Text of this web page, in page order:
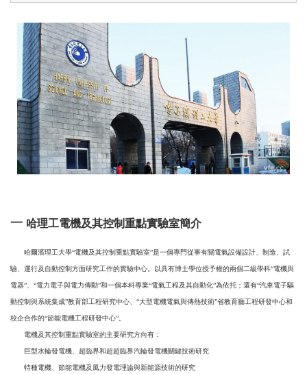
一 哈理工電機及其控制重點實驗室簡介
哈爾濱理工大學“電機及其控制重點實驗室”是一個專門從事有關電氣設備設計、制造、試
驗、運行及自動控制方面研究工作的實驗中心。以具有博士學位授予權的兩個二級學科“電機與
電器”、“電力電子與電力傳動”和一個本科專業“電氣工程及其自動化”為依托；還有“汽車電子驅
動控制與系統集成”教育部工程研究中心、“大型電機電氣與傳熱技術”省教育廳工程研發中心和
校企合作的“節能電機工程研發中心”。
電機及其控制重點實驗室的主要研究方向有：
巨型水輪發電機、超臨界和超超臨界汽輪發電機關鍵技術研究
特種電機、節能電機及風力發電理論與新能源技術的研究